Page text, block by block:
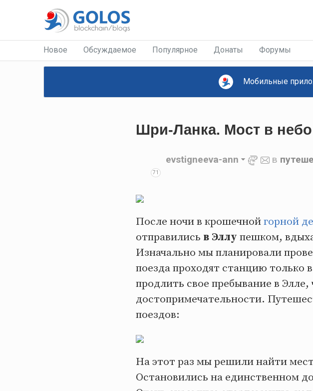
Новое Обсуждаемое Популярное Донаты Форумы
Мобильные
Шри-Ланка. Мост в
71
evstigneeva-ann в
После ночи в крошечнойгорной
отправились в Эллу пешком,
Изначально мы планировали
поезда проходят станцию
продлить свое пребывание в
достопримечательности.
поездов:
На этот раз мы решили найти
Остановились на единственном